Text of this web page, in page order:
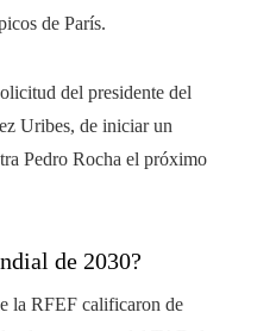
de París.
del presidente del
Uribes, de iniciar un
Pedro Rocha el próximo
de 2030?
la RFEF calificaron de